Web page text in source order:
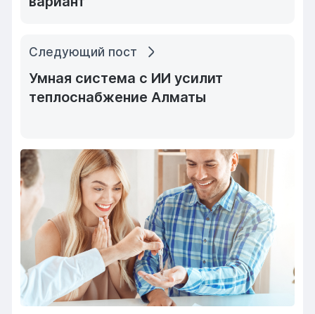
Следующий пост
Умная система с ИИ усилит
теплоснабжение Алматы